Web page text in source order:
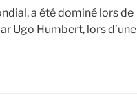
a été dominé lors de
Ugo Humbert, lors d’une